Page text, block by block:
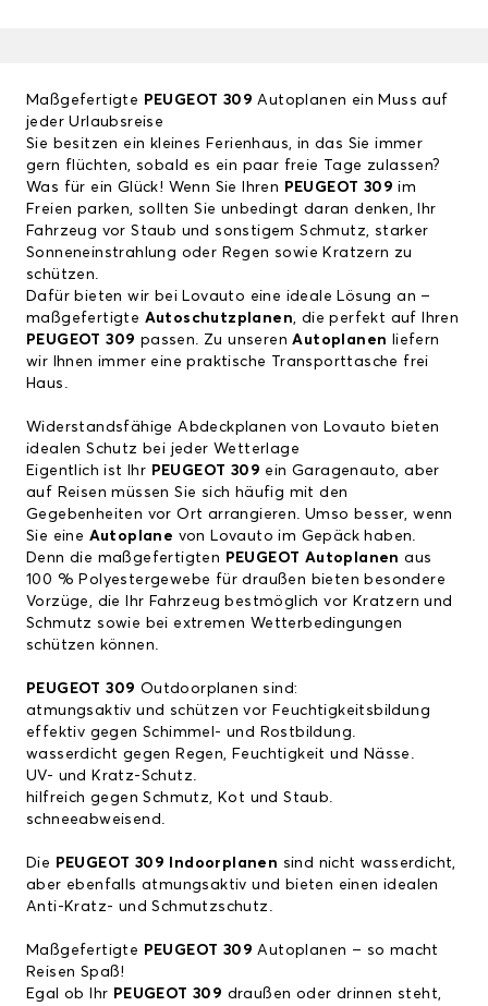
Maßgefertigte PEUGEOT 309Autoplanen ein Muss auf
jeder Urlaubsreise
Sie besitzen ein kleines Ferienhaus, in das Sie immer
gern flüchten, sobald es ein paar freie Tage zulassen?
Was für ein Glück! Wenn Sie Ihren PEUGEOT 309 im
Freien parken, sollten Sie unbedingt daran denken, Ihr
Fahrzeug vor Staub und sonstigem Schmutz, starker
Sonneneinstrahlung oder Regen sowie Kratzern zu
schützen.
Dafür bieten wir bei Lovauto eine ideale Lösung an –
maßgefertigte Autoschutzplanen, die perfekt auf Ihren
PEUGEOT 309 passen. Zu unserenAutoplanen
liefern
wir Ihnen immer eine praktische Transporttasche frei
Haus.
Widerstandsfähige Abdeckplanen von Lovauto bieten
idealen Schutz bei jeder Wetterlage
Eigentlich ist Ihr PEUGEOT 309 ein Garagenauto, aber
auf Reisen müssen Sie sich häufig mit den
Gegebenheiten vor Ort arrangieren. Umso besser, wenn
Sie eine Autoplane von Lovauto im Gepäck haben.
Denn die maßgefertigten PEUGEOT Autoplanen aus
100 % Polyestergewebe für draußen bieten besondere
Vorzüge, die Ihr Fahrzeug bestmöglich vor Kratzern und
Schmutz sowie bei extremen Wetterbedingungen
schützen können.
PEUGEOT 309 Outdoorplanen sind:
atmungsaktiv und schützen vor Feuchtigkeitsbildung
effektiv gegen Schimmel- und Rostbildung.
wasserdicht gegen Regen, Feuchtigkeit und Nässe.
UV- und Kratz-Schutz.
hilfreich gegen Schmutz, Kot und Staub.
schneeabweisend.
Die PEUGEOT 309 Indoorplanen sind nicht wasserdicht,
aber ebenfalls atmungsaktiv und bieten einen idealen
Anti-Kratz- und Schmutzschutz.
Maßgefertigte PEUGEOT 309Autoplanen – so macht
Reisen Spaß!
Egal ob Ihr PEUGEOT 309 draußen oder drinnen steht,